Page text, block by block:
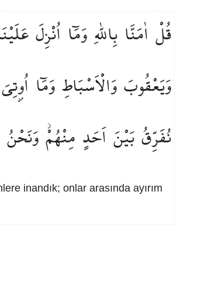
قُلْ اٰمَنَّا بِاللّٰهِوَمَٓا اُنْزِلَ
وَيَعْقُوبَوَالْاَسْبَاطِوَمَٓا اُو۫تِيَ
نُفَرِّقُبَيْنَاَحَدٍ مِنْهُمْۘوَنَحْنُ
inandık; onlar arasında ayırım